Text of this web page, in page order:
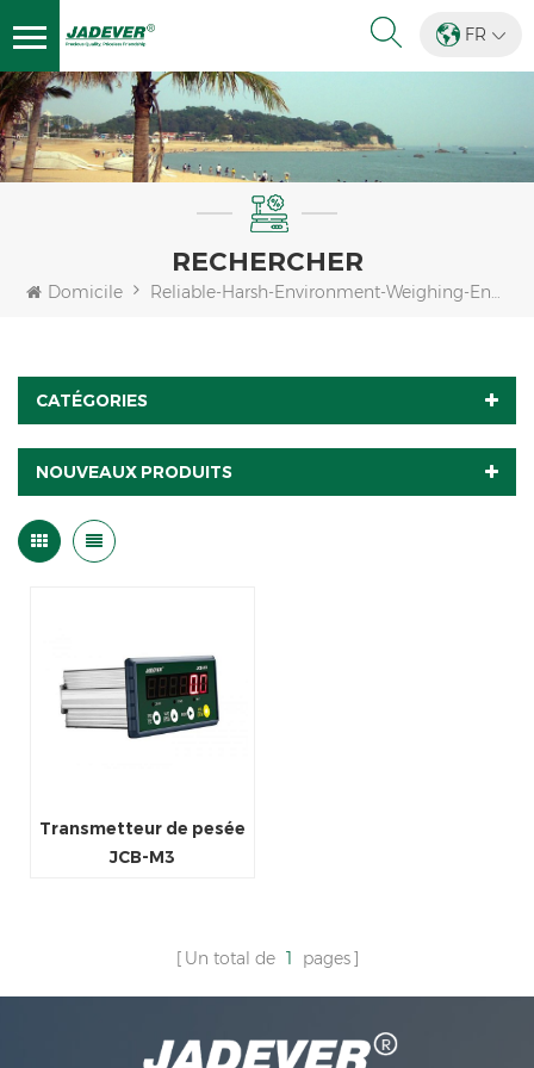
FR
RECHERCHER
Domicile Reliable-Harsh-Environment-Weighing-Encoder
CATÉGORIES
NOUVEAUX PRODUITS
Transmetteur de pesée
JCB-M3
Un total de 1 pages